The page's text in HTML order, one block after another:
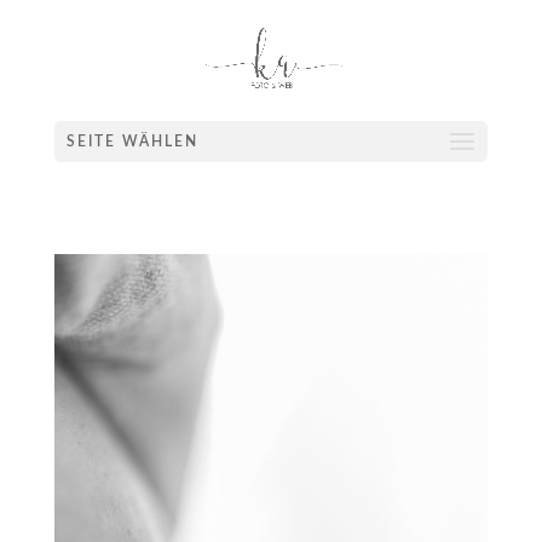
SEITE WÄHLEN